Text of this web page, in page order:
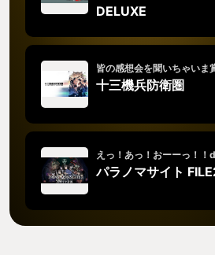
DELUXE
皆の感想会を聞いちゃいま
十三機兵防衛圏
えっ！あっ！おーーっ！！
パラノマサイト